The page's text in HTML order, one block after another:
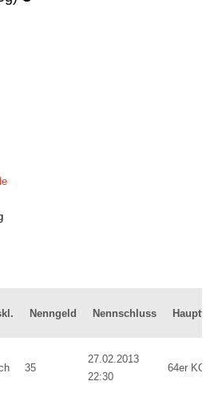
Nenngeld Nennschluss Hauptfeld
35
27.02.2013
22:30
64er KO